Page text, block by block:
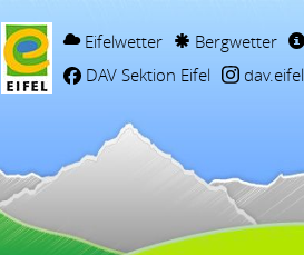
Eifelwetter Bergwetter
DAV Sektion Eifel
dav.eifel